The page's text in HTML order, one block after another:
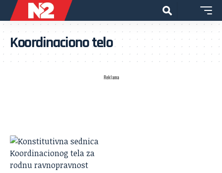
Koordinaciono telo
Reklama